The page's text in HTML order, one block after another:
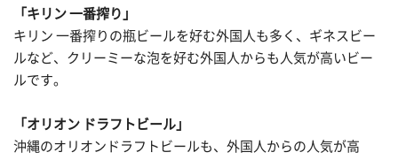
「キリン 一番搾り」
キリン 一番搾りの瓶ビールを好む外国人も多く、ギネスビー
ルなど、クリーミーな泡を好む外国人からも人気が高いビー
ルです。
「オリオン ドラフトビール」
沖縄のオリオンドラフトビールも、外国人からの人気が高